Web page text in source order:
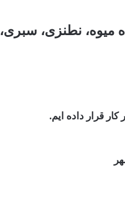
میوه، نطنزی، سبری،
قرار داده ایم.